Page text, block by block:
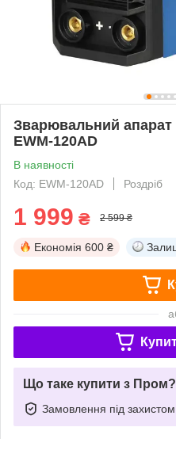
Зварювальний апарат
EWM-120AD
В наявності
Код: EWM-120AD
Роздріб
1 999 ₴ 2 599 ₴
Економія 600 ₴
Що таке купити з Пром?
Замовлення під захистом